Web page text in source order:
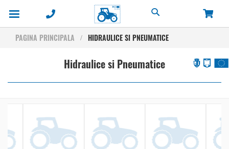
Cautare
PAGINA PRINCIPALA HIDRAULICE SI PNEUMATICE
Hidraulice si Pneumatice